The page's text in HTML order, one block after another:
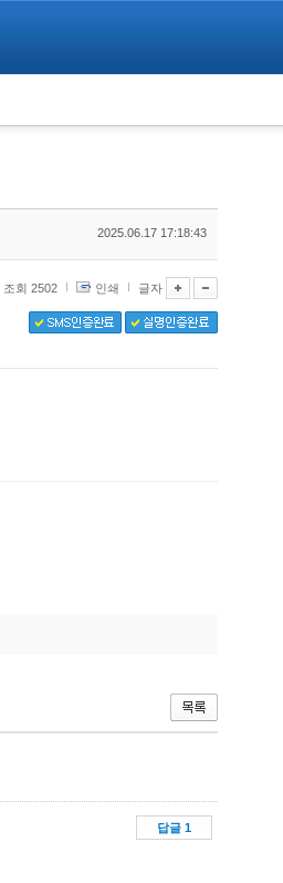
2025.06.17 17:18:43
조회 2502 인쇄 글자